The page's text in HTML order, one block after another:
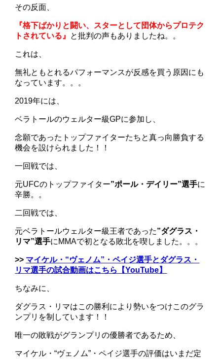
その反面、
『格下ばかりと闘い、スターとして団体からプロテク
トされている』 と批判の声もありましたね。。
これは、
無礼ともとれるパフォーマンスが反感を買う原因にも
なっています。。。
2019年には、
ベラトールのウェルター級GPに参加し、
念願であったトップファイターたちと真っ向勝負する
機会を設けられました！！
一回戦では、
元UFCのトップファイター”ポール・デイリー”選手に
辛勝。。
二回戦では、
元ベラトールウェルター級王者であった”ダグラス・
リマ”選手にMMAで初となる敗北を喫しました。。。
>> マイケル・“ヴェノム”・ペイジ選手とダグラス・
リマ選手の試合動画はこちら【YouTube】
ちなみに、
ダグラス・リマはこの勝利により勢いをつけこのグラ
ンプリを制しています！！
唯一の敗戦がグランプリの優勝者であるため、
マイケル・“ヴェノム”・ペイジ選手の評価はいまだ定